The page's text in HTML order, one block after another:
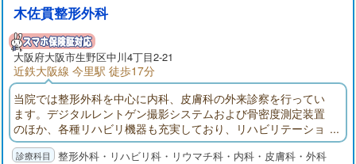
木佐貫整形外科
大阪府大阪市生野区中川4丁目2-21
近鉄大阪線 今里駅 徒歩17分
当院では整形外科を中心に内科、皮膚科の外来診察を行ってい
ます。デジタルレントゲン撮影システムおよび骨密度測定装置
のほか、各種リハビリ機器も充実しており、リハビリテーショ
ン治療も積極的に行っています。
整形外科・リハビリ科・リウマチ科・内科・皮膚科・外科